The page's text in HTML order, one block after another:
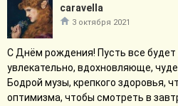
стремился сделать подарок
который хотел не
Свернуть
cаravella
3 октября 2021
С Днём рождения! Пусть все будет
увлекательно, вдохновляюще,
Бодрой музы, крепкого здоровья,
оптимизма, чтобы смотреть в